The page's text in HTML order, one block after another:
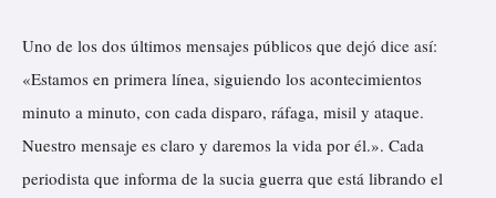
Uno de los dos últimos mensajes públicos que dejó dice así:
«Estamos en primera línea, siguiendo los acontecimientos
minuto a minuto, con cada disparo, ráfaga, misil y ataque.
Nuestro mensaje es claro y daremos la vida por él.». Cada
periodista que informa de la sucia guerra que está librando el